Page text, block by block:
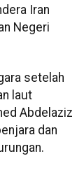
Iran
Negeri
setelah
laut
Abdelaziz
dan